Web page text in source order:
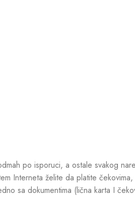
po isporuci, a ostale svakog
Interneta želite da platite
sa dokumentima (lična karta I